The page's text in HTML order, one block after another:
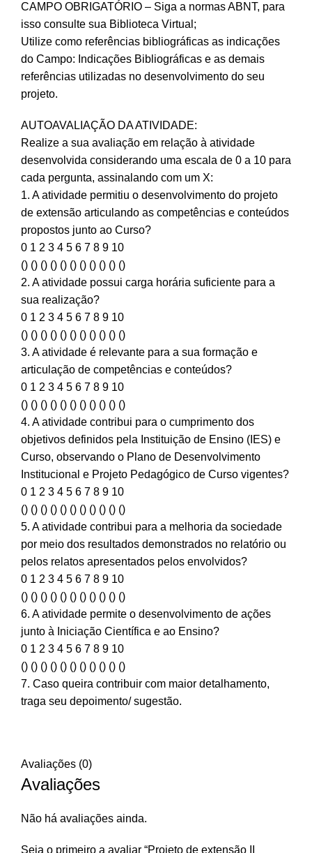
CAMPO OBRIGATÓRIO – Siga a normas ABNT, para
isso consulte sua Biblioteca Virtual;
Utilize como referências bibliográficas as indicações
do Campo: Indicações Bibliográficas e as demais
referências utilizadas no desenvolvimento do seu
projeto.
AUTOAVALIAÇÃO DA ATIVIDADE:
Realize a sua avaliação em relação à atividade
desenvolvida considerando uma escala de 0 a 10 para
cada pergunta, assinalando com um X:
1. A atividade permitiu o desenvolvimento do projeto
de extensão articulando as competências e conteúdos
propostos junto ao Curso?
0 1 2 3 4 5 6 7 8 9 10
() () () () () () () () () () ()
2. A atividade possui carga horária suficiente para a
sua realização?
0 1 2 3 4 5 6 7 8 9 10
() () () () () () () () () () ()
3. A atividade é relevante para a sua formação e
articulação de competências e conteúdos?
0 1 2 3 4 5 6 7 8 9 10
() () () () () () () () () () ()
4. A atividade contribui para o cumprimento dos
objetivos definidos pela Instituição de Ensino (IES) e
Curso, observando o Plano de Desenvolvimento
Institucional e Projeto Pedagógico de Curso vigentes?
0 1 2 3 4 5 6 7 8 9 10
() () () () () () () () () () ()
5. A atividade contribui para a melhoria da sociedade
por meio dos resultados demonstrados no relatório ou
pelos relatos apresentados pelos envolvidos?
0 1 2 3 4 5 6 7 8 9 10
() () () () () () () () () () ()
6. A atividade permite o desenvolvimento de ações
junto à Iniciação Científica e ao Ensino?
0 1 2 3 4 5 6 7 8 9 10
() () () () () () () () () () ()
7. Caso queira contribuir com maior detalhamento,
traga seu depoimento/ sugestão.
Avaliações (0)
Avaliações
Não há avaliações ainda.
Seja o primeiro a avaliar “Projeto de extensão II